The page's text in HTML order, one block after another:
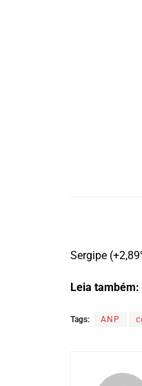
Sergipe
Leia também:
Tags: ANP